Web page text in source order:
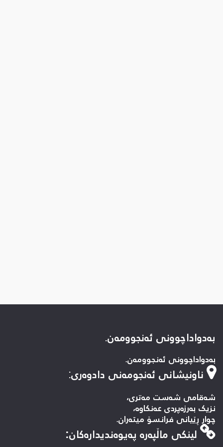
بەدواداچوونی ئەنجوومەن.
بەدواداچوونی ئەنجوومەن.
ناونیشانی ئەنجومەنی دادوەری:
شەقامی شەست مەتری،
نزیک بەرزەپردی عەنکاوە،
چوار ڕێیانی فرانسۆ میتەران.
لینكی ماڵپه‌ره‌ په‌یوه‌ندیداره‌كان: